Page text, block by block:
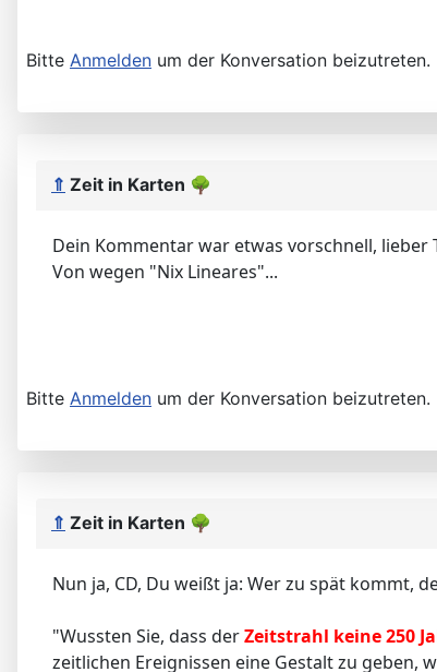
Bitte Anmelden um der Konversation beizutreten.
⇑ Zeit in Karten 🌳
Dein Kommentar war etwas vorschnell, lieber
Von wegen "Nix Lineares"...
Bitte Anmelden um der Konversation beizutreten.
⇑ Zeit in Karten 🌳
Nun ja, CD, Du weißt ja: Wer zu spät kommt,
"Wussten Sie, dass derZeitstrahl keine 250
zeitlichen Ereignissen eine Gestalt zu geben,